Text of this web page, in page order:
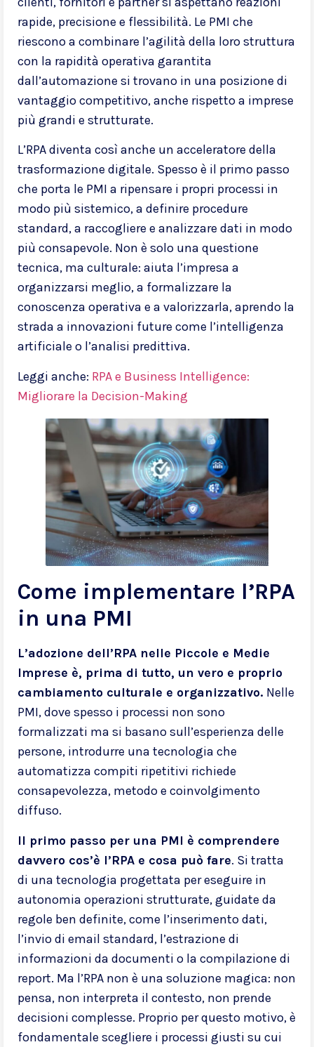
rapide, precisione e flessibilità. Le PMI che
riescono a combinare l’agilità della loro struttura
con la rapidità operativa garantita
dall’automazione si trovano in una posizione di
vantaggio competitivo, anche rispetto a imprese
più grandi e strutturate.
L’RPA diventa così anche un acceleratore della
trasformazione digitale. Spesso è il primo passo
che porta le PMI a ripensare i propri processi in
modo più sistemico, a definire procedure
standard, a raccogliere e analizzare dati in modo
più consapevole. Non è solo una questione
tecnica, ma culturale: aiuta l’impresa a
organizzarsi meglio, a formalizzare la
conoscenza operativa e a valorizzarla, aprendo la
strada a innovazioni future come l’intelligenza
artificiale o l’analisi predittiva.
Leggi anche: RPA e Business Intelligence:
Migliorare la Decision-Making
Come implementare l’RPA
in una PMI
L’adozione dell’RPA nelle Piccole e Medie
Imprese è, prima di tutto, un vero e proprio
cambiamento culturale e organizzativo. Nelle
PMI, dove spesso i processi non sono
formalizzati ma si basano sull’esperienza delle
persone, introdurre una tecnologia che
automatizza compiti ripetitivi richiede
consapevolezza, metodo e coinvolgimento
diffuso.
Il primo passo per una PMI è comprendere
davvero cos’è l’RPA e cosa può fare. Si tratta
di una tecnologia progettata per eseguire in
autonomia operazioni strutturate, guidate da
regole ben definite, come l’inserimento dati,
l’invio di email standard, l’estrazione di
informazioni da documenti o la compilazione di
report. Ma l’RPA non è una soluzione magica: non
pensa, non interpreta il contesto, non prende
decisioni complesse. Proprio per questo motivo, è
fondamentale scegliere i processi giusti su cui